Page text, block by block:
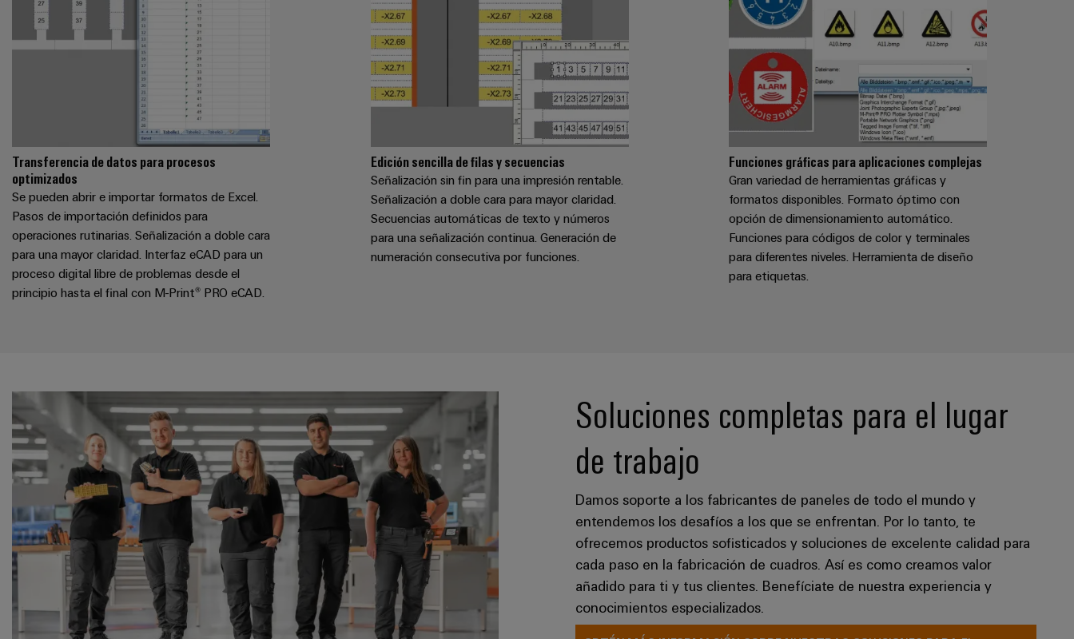
Transferencia de datos para procesos
optimizados
Se pueden abrir e importar formatos de Excel.
Pasos de importación definidos para
operaciones rutinarias. Señalización a doble cara
para una mayor claridad. Interfaz eCAD para un
proceso digital libre de problemas desde el
principio hasta el final con M-Print® PRO eCAD.
Edición sencilla de filas y secuencias
Señalización sin fin para una impresión rentable.
Señalización a doble cara para mayor claridad.
Secuencias automáticas de texto y números
para una señalización continua. Generación de
numeración consecutiva por funciones.
Funciones gráficas para aplicaciones complejas
Gran variedad de herramientas gráficas y
formatos disponibles. Formato óptimo con
opción de dimensionamiento automático.
Funciones para códigos de color y terminales
para diferentes niveles. Herramienta de diseño
para etiquetas.
Soluciones completas para el lugar
de trabajo
Damos soporte a los fabricantes de paneles de todo el mundo y
entendemos los desafíos a los que se enfrentan. Por lo tanto, te
ofrecemos productos sofisticados y soluciones de excelente calidad para
cada paso en la fabricación de cuadros. Así es como creamos valor
añadido para ti y tus clientes. Benefíciate de nuestra experiencia y
conocimientos especializados.